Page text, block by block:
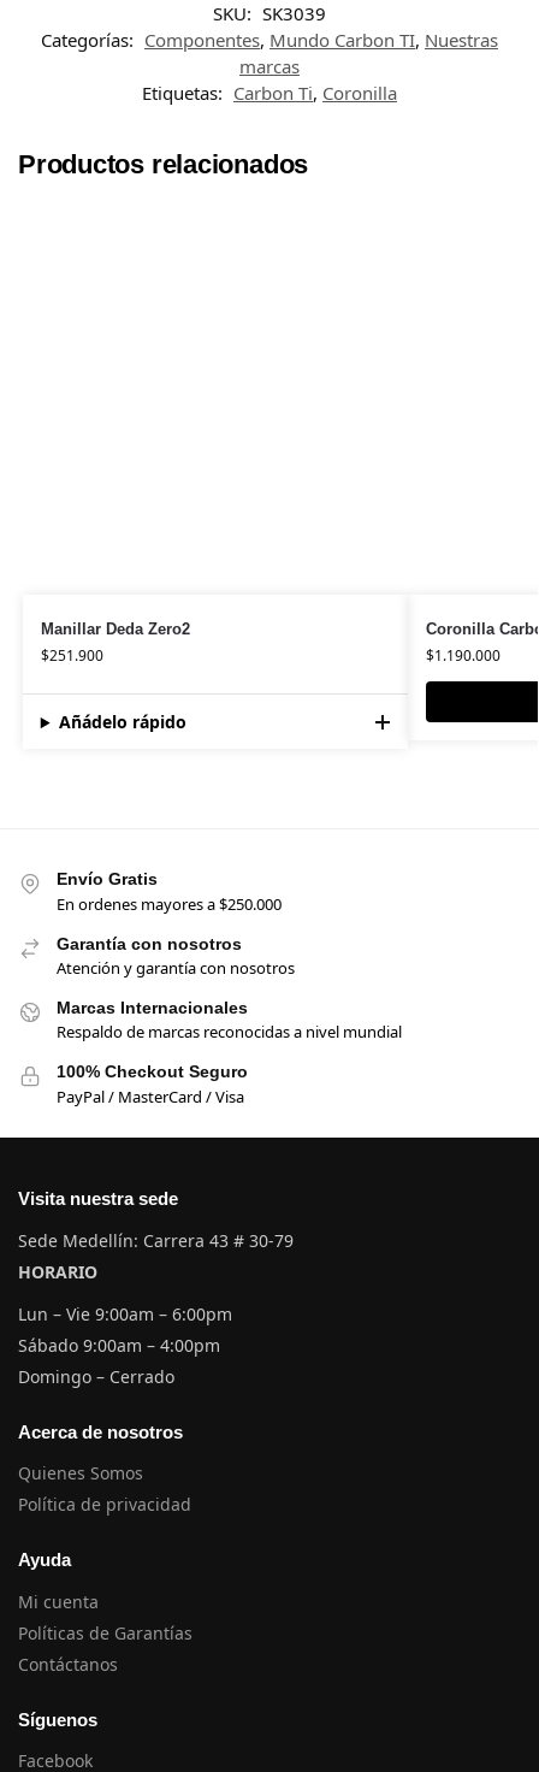
SKU: SK3039
Categorías: Componentes, Mundo Carbon TI, Nuestras
marcas
Etiquetas: Carbon Ti, Coronilla
Productos relacionados
Manillar Deda Zero2
$251.900
Añádelo rápido
Coronilla
$1.190.000
Envío Gratis
En ordenes mayores a $250.000
Garantía con nosotros
Atención y garantía con nosotros
Marcas Internacionales
Respaldo de marcas reconocidas a nivel mundial
100% Checkout Seguro
PayPal / MasterCard / Visa
Visita nuestra sede
Sede Medellín: Carrera 43 # 30-79
HORARIO
Lun – Vie 9:00am – 6:00pm
Sábado 9:00am – 4:00pm
Domingo – Cerrado
Acerca de nosotros
Quienes Somos
Política de privacidad
Ayuda
Mi cuenta
Políticas de Garantías
Contáctanos
Síguenos
Facebook